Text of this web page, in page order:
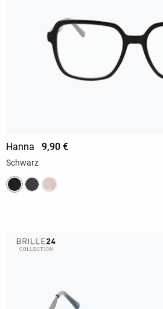
Hanna 9,90 €
Schwarz